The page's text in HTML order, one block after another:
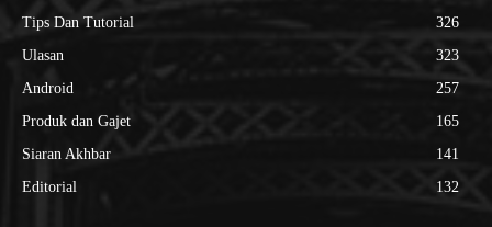
Tips Dan Tutorial
326
Ulasan
323
Android
257
Produk dan Gajet
165
Siaran Akhbar
141
Editorial
132